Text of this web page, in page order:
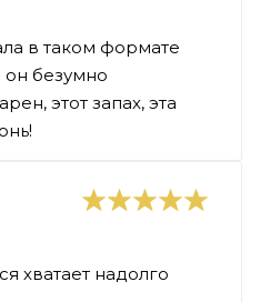
в таком формате
безумно
этот запах, эта
хватает надолго